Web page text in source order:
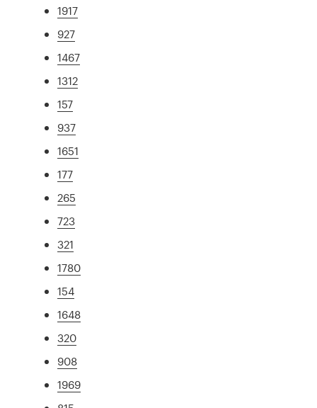
1917
927
1467
1312
157
937
1651
177
265
723
321
1780
154
1648
320
908
1969